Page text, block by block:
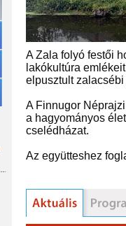
A Zala folyó festői
lakókultúra
elpusztult
A Finnugor
a hagyományos
cselédházat.
Az együtteshez